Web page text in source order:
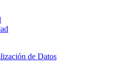
de Datos